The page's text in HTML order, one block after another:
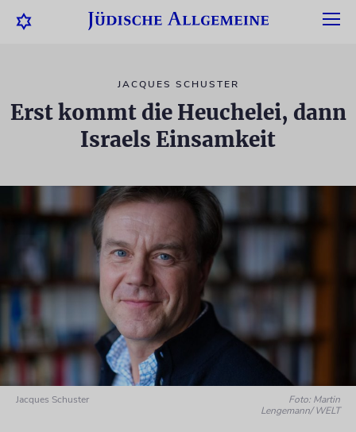
JACQUES SCHUSTER
Erst kommt die Heuchelei, dann
Israels Einsamkeit
Jacques Schuster
Foto: Martin
Lengemann/ WELT